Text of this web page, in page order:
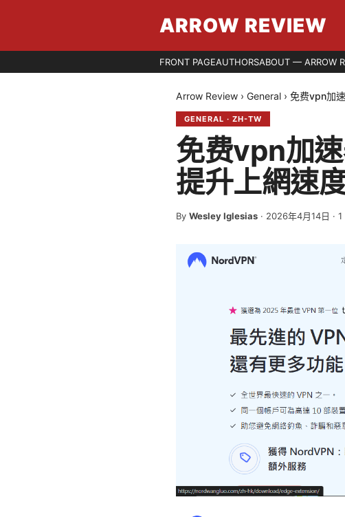
ARROW REVIEW
FRONT PAGEAUTHORSABOUT — ARROW
Arrow Review › General › 免费vpn加
GENERAL · ZH-TW
免费vpn加
提升上網速
By Wesley Iglesias · 2026年4月14日 · 1